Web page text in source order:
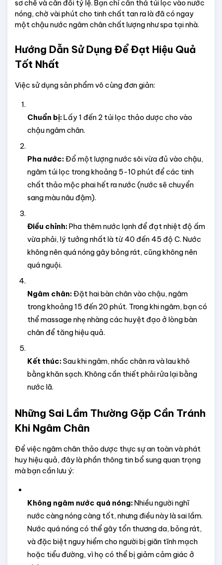
sơ chế và cân đối tỷ lệ. Bạn chỉ cần thả túi lọc vào nước
nóng, chờ vài phút cho tinh chất tan ra là đã có ngay
một chậu nước ngâm chân chất lượng như spa tại nhà.
Hướng Dẫn Sử Dụng Để Đạt Hiệu Quả
Tốt Nhất
Việc sử dụng sản phẩm vô cùng đơn giản:
Chuẩn bị: Lấy 1 đến 2 túi lọc thảo dược cho vào
chậu ngâm chân.
Pha nước: Đổ một lượng nước sôi vừa đủ vào chậu,
ngâm túi lọc trong khoảng 5-10 phút để các tinh
chất thảo mộc phai hết ra nước (nước sẽ chuyển
sang màu nâu đậm).
Điều chỉnh: Pha thêm nước lạnh để đạt nhiệt độ ấm
vừa phải, lý tưởng nhất là từ 40 đến 45 độ C. Nước
không nên quá nóng gây bỏng rát, cũng không nên
quá nguội.
Ngâm chân: Đặt hai bàn chân vào chậu, ngâm
trong khoảng 15 đến 20 phút. Trong khi ngâm, bạn có
thể massage nhẹ nhàng các huyệt đạo ở lòng bàn
chân để tăng hiệu quả.
Kết thúc: Sau khi ngâm, nhấc chân ra và lau khô
bằng khăn sạch. Không cần thiết phải rửa lại bằng
nước lã.
Những Sai Lầm Thường Gặp Cần Tránh
Khi Ngâm Chân
Để việc ngâm chân thảo dược thực sự an toàn và phát
huy hiệu quả, đây là phần thông tin bổ sung quan trọng
mà bạn cần lưu ý:
Không ngâm nước quá nóng: Nhiều người nghĩ
nước càng nóng càng tốt, nhưng điều này là sai lầm.
Nước quá nóng có thể gây tổn thương da, bỏng rát,
và đặc biệt nguy hiểm cho người bị giãn tĩnh mạch
hoặc tiểu đường, vì họ có thể bị giảm cảm giác ở